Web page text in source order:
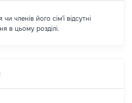
членів його сім'ї відсутні
в цьому розділі.